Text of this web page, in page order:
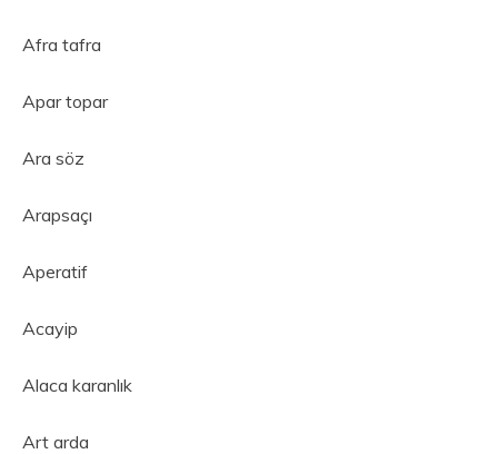
Afra tafra
Apar topar
Ara söz
Arapsaçı
Aperatif
Acayip
Alaca karanlık
Art arda